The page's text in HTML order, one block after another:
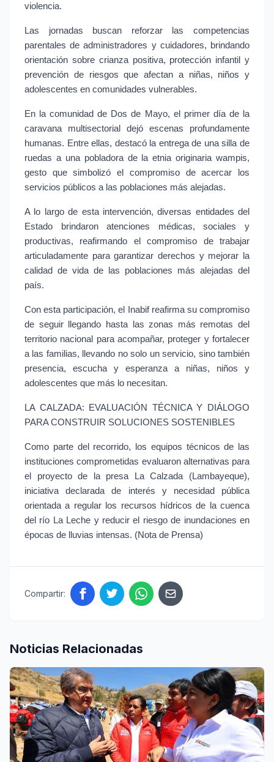
violencia.
Las jornadas buscan reforzar las competencias
parentales de administradores y cuidadores, brindando
orientación sobre crianza positiva, protección infantil y
prevención de riesgos que afectan a niñas, niños y
adolescentes en comunidades vulnerables.
En la comunidad de Dos de Mayo, el primer día de la
caravana multisectorial dejó escenas profundamente
humanas. Entre ellas, destacó la entrega de una silla de
ruedas a una pobladora de la etnia originaria wampis,
gesto que simbolizó el compromiso de acercar los
servicios públicos a las poblaciones más alejadas.
A lo largo de esta intervención, diversas entidades del
Estado brindaron atenciones médicas, sociales y
productivas, reafirmando el compromiso de trabajar
articuladamente para garantizar derechos y mejorar la
calidad de vida de las poblaciones más alejadas del
país.
Con esta participación, el Inabif reafirma su compromiso
de seguir llegando hasta las zonas más remotas del
territorio nacional para acompañar, proteger y fortalecer
a las familias, llevando no solo un servicio, sino también
presencia, escucha y esperanza a niñas, niños y
adolescentes que más lo necesitan.
LA CALZADA: EVALUACIÓN TÉCNICA Y DIÁLOGO
PARA CONSTRUIR SOLUCIONES SOSTENIBLES
Como parte del recorrido, los equipos técnicos de las
instituciones comprometidas evaluaron alternativas para
el proyecto de la presa La Calzada (Lambayeque),
iniciativa declarada de interés y necesidad pública
orientada a regular los recursos hídricos de la cuenca
del río La Leche y reducir el riesgo de inundaciones en
épocas de lluvias intensas. (Nota de Prensa)
Compartir:
Noticias Relacionadas